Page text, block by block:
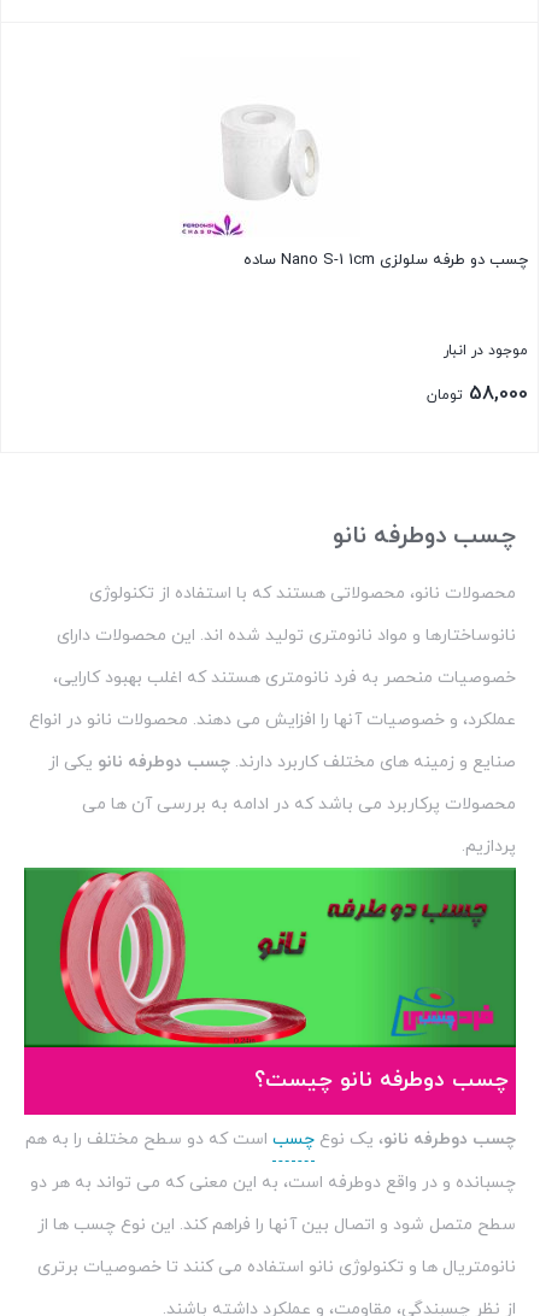
چسب دو طرفه سلولزی Nano S-1 1cm ساده
موجود در انبار
58,000 تومان
چسب دوطرفه نانو
محصولات نانو، محصولاتی هستند که با استفاده از تکنولوژی
نانوساختارها و مواد نانومتری تولید شده اند. این محصولات دارای
خصوصیات منحصر به فرد نانومتری هستند که اغلب بهبود کارایی،
عملکرد، و خصوصیات آنها را افزایش می دهند. محصولات نانو در انواع
صنایع و زمینه های مختلف کاربرد دارند. چسب دوطرفه نانو یکی از
محصولات پرکاربرد می باشد که در ادامه به بررسی آن ها می
پردازیم.
چسب دوطرفه نانو چیست؟
چسب دوطرفه نانو، یک نوع چسب است که دو سطح مختلف را به هم
چسبانده و در واقع دوطرفه است، به این معنی که می تواند به هر دو
سطح متصل شود و اتصال بین آنها را فراهم کند. این نوع چسب ها از
نانومتریال ها و تکنولوژی نانو استفاده می کنند تا خصوصیات برتری
از نظر چسبندگی، مقاومت، و عملکرد داشته باشند.